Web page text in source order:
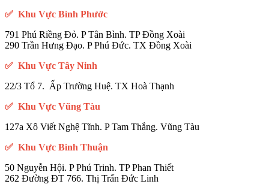
✅ Khu Vực Bình Phước
791 Phú Riềng Đỏ. P Tân Bình. TP Đồng Xoài
290 Trần Hưng Đạo. P Phú Đức. TX Đồng Xoài
✅ Khu Vực Tây Ninh
22/3 Tổ 7. Ấp Trường Huệ. TX Hoà Thạnh
✅ Khu Vực Vũng Tàu
127a Xô Viết Nghệ Tĩnh. P Tam Thắng. Vũng Tàu
✅ Khu Vực Bình Thuận
50 Nguyễn Hội. P Phú Trinh. TP Phan Thiết
262 Đường ĐT 766. Thị Trấn Đức Linh